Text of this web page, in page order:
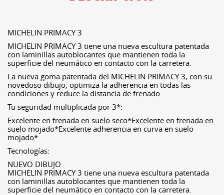
MICHELIN PRIMACY 3
MICHELIN PRIMACY 3 tiene una nueva escultura patentada
con laminillas autoblocantes que mantienen toda la
superficie del neumático en contacto con la carretera.
La nueva goma patentada del MICHELIN PRIMACY 3, con su
novedoso dibujo, optimiza la adherencia en todas las
condiciones y reduce la distancia de frenado.
Tu seguridad multiplicada por 3*:
Excelente en frenada en suelo seco*Excelente en frenada en
suelo mojado*Excelente adherencia en curva en suelo
mojado*
Tecnologías:
NUEVO DIBUJO
MICHELIN PRIMACY 3 tiene una nueva escultura patentada
con laminillas autoblocantes que mantienen toda la
superficie del neumático en contacto con la carretera.